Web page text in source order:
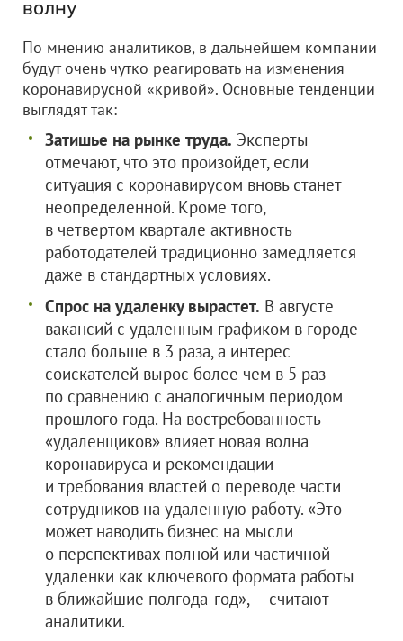
волну
По мнению аналитиков, в дальнейшем компании
будут очень чутко реагировать на изменения
коронавирусной «кривой». Основные тенденции
выглядят так:
Затишье на рынке труда. Эксперты
отмечают, что это произойдет, если
ситуация с коронавирусом вновь станет
неопределенной. Кроме того,
в четвертом квартале активность
работодателей традиционно замедляется
даже в стандартных условиях.
Спрос на удаленку вырастет. В августе
вакансий с удаленным графиком в городе
стало больше в 3 раза, а интерес
соискателей вырос более чем в 5 раз
по сравнению с аналогичным периодом
прошлого года. На востребованность
«удаленщиков» влияет новая волна
коронавируса и рекомендации
и требования властей о переводе части
сотрудников на удаленную работу. «Это
может наводить бизнес на мысли
о перспективах полной или частичной
удаленки как ключевого формата работы
в ближайшие полгода-год», — считают
аналитики.